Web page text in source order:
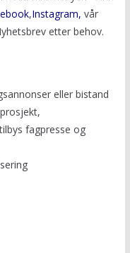
,Instagram, vår
etter behov.
eller bistand
fagpresse og